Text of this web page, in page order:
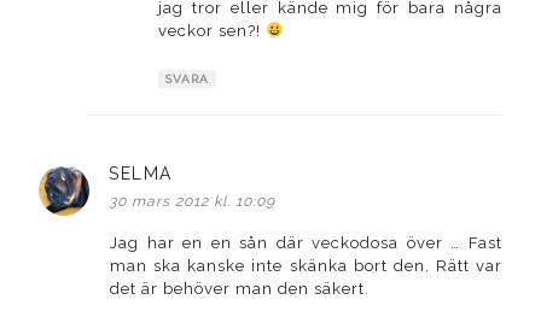
jag tror eller kände mig för bara några
veckor sen?!
SVARA
SELMA
30 mars 2012 kl. 10:09
Jag har en en sån där veckodosa över … Fast
man ska kanske inte skänka bort den. Rätt var
det är behöver man den säkert.